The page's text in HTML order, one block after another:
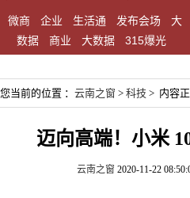
微商 企业 生活通 发布会场
大
数据
商业 大数据 315爆光
您当前的位置 ： 云南之窗 > 科技 > 内容
迈向高端！小米
云南之窗 2020-11-22